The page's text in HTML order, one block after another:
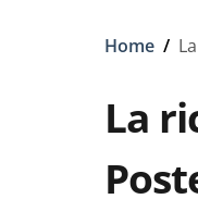
Briciole di
Home /
La